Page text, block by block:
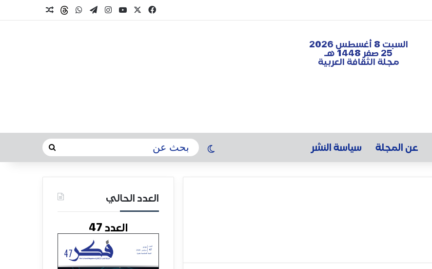
السبت 8 أغسطس 2026
25 صفر 1448 هـ
مجلة الثقافة العربية
عن المجلة سياسة النشر
العدد الحالي
العدد 47